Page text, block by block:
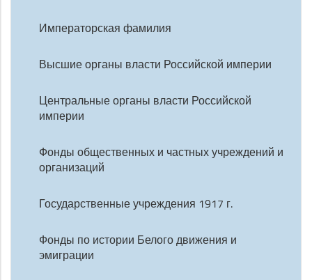
Императорская фамилия
Высшие органы власти Российской империи
Центральные органы власти Российской
империи
Фонды общественных и частных учреждений и
организаций
Государственные учреждения 1917 г.
Фонды по истории Белого движения и
эмиграции